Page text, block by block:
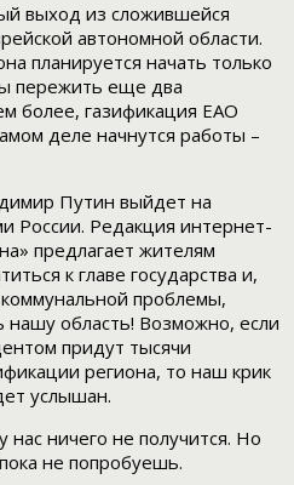
выход из сложившейся
автономной области.
планируется начать только
пережить еще два
более, газификация ЕАО
деле начнутся работы –
Путин выйдет на
России. Редакция интернет-
предлагает жителям
к главе государства и,
проблемы,
нашу область! Возможно, если
придут тысячи
региона, то наш крик
услышан.
нас ничего не получится. Но
не попробуешь.